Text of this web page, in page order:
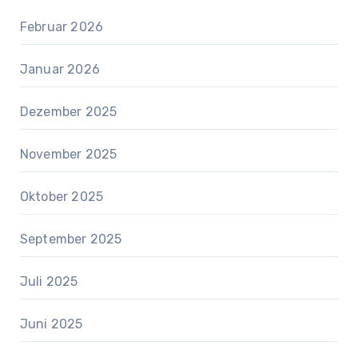
Februar 2026
Januar 2026
Dezember 2025
November 2025
Oktober 2025
September 2025
Juli 2025
Juni 2025